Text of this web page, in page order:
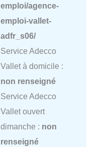
emploi/agence-
emploi-vallet-
adfr_s06/
Service Adecco
Vallet à domicile :
non renseigné
Service Adecco
Vallet ouvert
dimanche : non
renseigné